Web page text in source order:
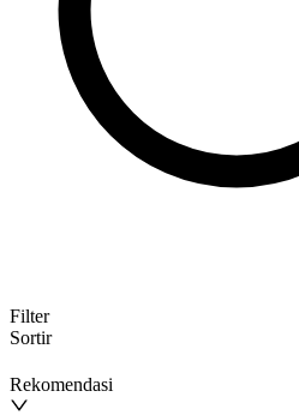
Filter
Sortir
Rekomendasi